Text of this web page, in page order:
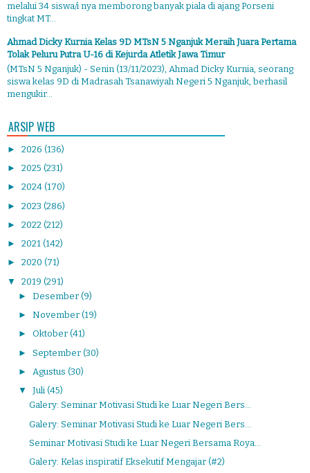
melalui 34 siswa/i nya memborong banyak piala di ajang Porseni
tingkat MT...
Ahmad Dicky Kurnia Kelas 9D MTsN 5 Nganjuk Meraih Juara Pertama
Tolak Peluru Putra U-16 di Kejurda Atletik Jawa Timur
(MTsN 5 Nganjuk) - Senin (13/11/2023), Ahmad Dicky Kurnia, seorang
siswa kelas 9D di Madrasah Tsanawiyah Negeri 5 Nganjuk, berhasil
mengukir...
ARSIP WEB
► 2026 (136)
► 2025 (231)
► 2024 (170)
► 2023 (286)
► 2022 (212)
► 2021 (142)
► 2020 (71)
▼ 2019 (291)
► Desember (9)
► November (19)
► Oktober (41)
► September (30)
► Agustus (30)
▼ Juli (45)
Galery: Seminar Motivasi Studi ke Luar Negeri Bers...
Galery: Seminar Motivasi Studi ke Luar Negeri Bers...
Seminar Motivasi Studi ke Luar Negeri Bersama Roya...
Galery: Kelas inspiratif Eksekutif Mengajar (#2)